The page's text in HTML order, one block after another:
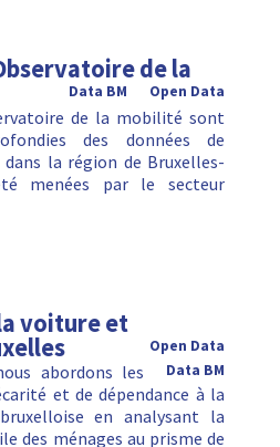
de la
Open Data
Data BM
de la mobilité sont
des données de
la région de Bruxelles-
menées par le secteur
voiture et
Open Data
Data BM
abordons les
et de dépendance à la
en analysant la
des ménages au prisme de